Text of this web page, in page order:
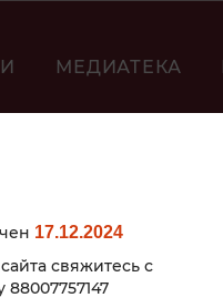
МЕДИАТЕКА
17.12.2024
свяжитесь с